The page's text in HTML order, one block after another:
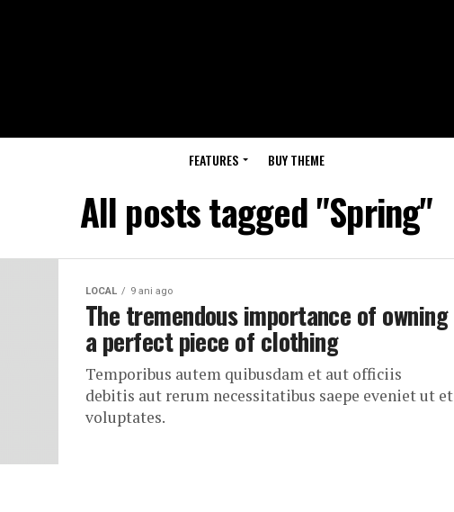
FEATURES BUY THEME
All posts tagged "Spring"
LOCAL 9 ani ago
The tremendous importance of owning
a perfect piece of clothing
Temporibus autem quibusdam et aut officiis
debitis aut rerum necessitatibus saepe eveniet ut et
voluptates.